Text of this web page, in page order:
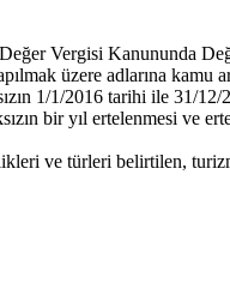
Vergisi Kanununda
üzere adlarına kamu
1/1/2016 tarihi ile 31/
bir yıl ertelenmesi ve
ve türleri belirtilen, turizm